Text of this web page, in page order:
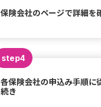
保険会社のページで詳細を
step4
各保険会社の申込み手順に
続き